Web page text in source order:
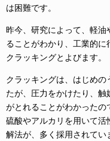
は困難です。
昨今、研究によって、軽
ることがわかり、工業的
クラッキングとよびます。
クラッキングは、はじめ
たが、圧力をかけたり、
がとれることがわかったの
硫酸やアルカリを用いて
解法が、多く採用されてい